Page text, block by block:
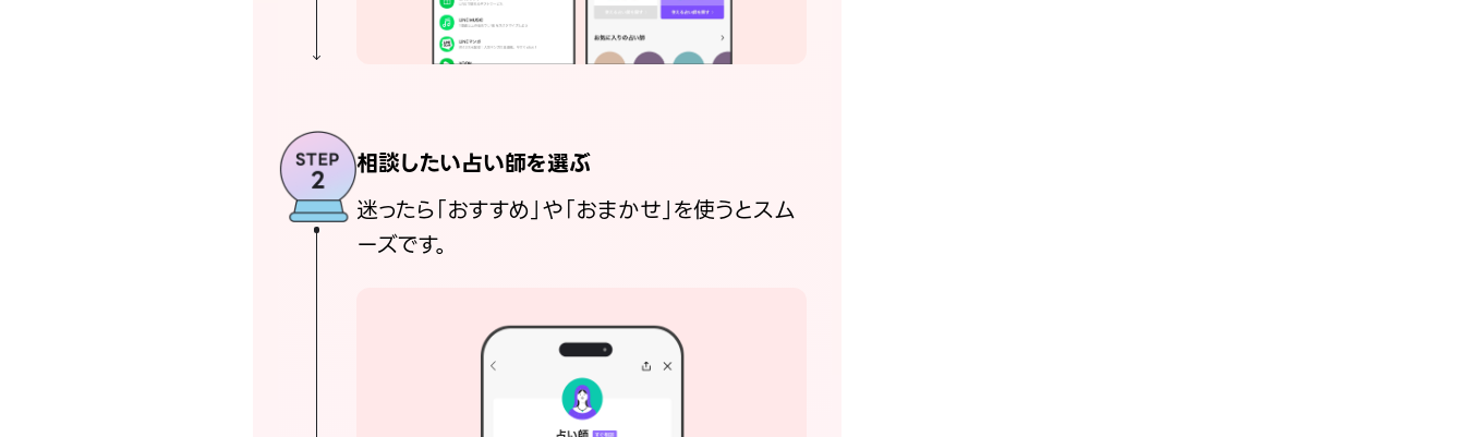
相談したい占い師を選ぶ
迷ったら「おすすめ」や「おまかせ」を使うとスム
ーズです。